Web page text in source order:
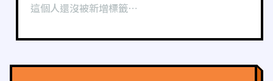
這個人還沒被新增標籤⋯